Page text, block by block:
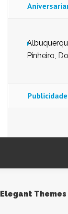
Pinheiro,
Nunes de
Glória
Publicidade
Elegant Themes